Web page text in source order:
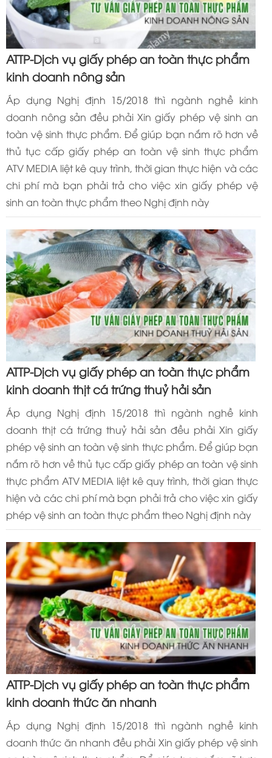
ATTP-Dịch vụ giấy phép an toàn thực phẩm
kinh doanh nông sản
Áp dụng Nghị định 15/2018 thì ngành nghề kinh
doanh nông sản đều phải Xin giấy phép vệ sinh an
toàn vệ sinh thực phẩm. Để giúp bạn nắm rõ hơn về
thủ tục cấp giấy phép an toàn vệ sinh thực phẩm
ATV MEDIA liệt kê quy trình, thời gian thực hiện và các
chi phí mà bạn phải trả cho việc xin giấy phép vệ
sinh an toàn thực phẩm theo Nghị định này
ATTP-Dịch vụ giấy phép an toàn thực phẩm
kinh doanh thịt cá trứng thuỷ hải sản
Áp dụng Nghị định 15/2018 thì ngành nghề kinh
doanh thịt cá trứng thuỷ hải sản đều phải Xin giấy
phép vệ sinh an toàn vệ sinh thực phẩm. Để giúp bạn
nắm rõ hơn về thủ tục cấp giấy phép an toàn vệ sinh
thực phẩm ATV MEDIA liệt kê quy trình, thời gian thực
hiện và các chi phí mà bạn phải trả cho việc xin giấy
phép vệ sinh an toàn thực phẩm theo Nghị định này
ATTP-Dịch vụ giấy phép an toàn thực phẩm
kinh doanh thức ăn nhanh
Áp dụng Nghị định 15/2018 thì ngành nghề kinh
doanh thức ăn nhanh đều phải Xin giấy phép vệ sinh